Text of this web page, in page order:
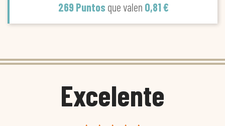
269 Puntos que valen 0,81 €
Excelente